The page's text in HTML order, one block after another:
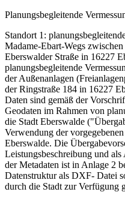
Planungsbegleitende
Standort 1:
Madame-Ebart-Wegs
Eberswalder Straße in 16227
planungsbegleitende
der Außenanlagen
der Ringstraße 184 in 16227
Daten sind gemäß der
Geodaten im Rahmen von
die Stadt Eberswalde
Verwendung der
Eberswalde. Die
Leistungsbeschreibung und
der Metadaten ist in Anlage 2
Datenstruktur als DXF- Datei
durch die Stadt zur Verfügung